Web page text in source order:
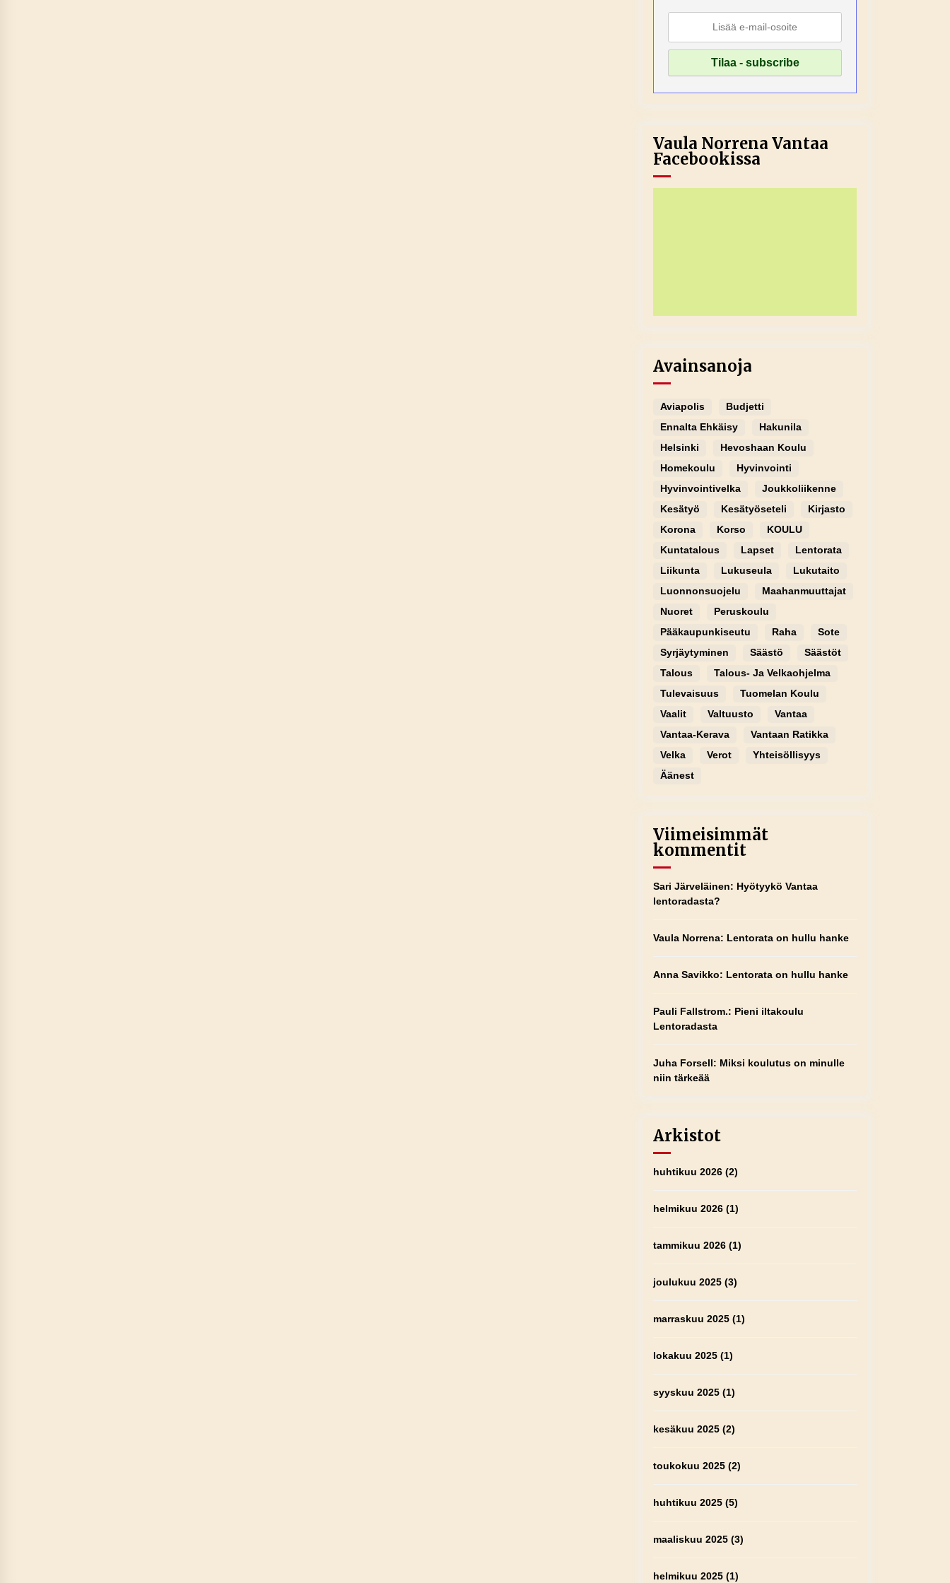
Vaula Norrena Vantaa
Facebookissa
Avainsanoja
Aviapolis
Budjetti
Ennalta Ehkäisy
Hakunila
Helsinki
Hevoshaan Koulu
Homekoulu
Hyvinvointi
Hyvinvointivelka
Joukkoliikenne
Kesätyö
Kesätyöseteli
Kirjasto
Korona
Korso
KOULU
Kuntatalous
Lapset
Lentorata
Liikunta
Lukuseula
Lukutaito
Luonnonsuojelu
Maahanmuuttajat
Nuoret
Peruskoulu
Pääkaupunkiseutu
Raha
Sote
Syrjäytyminen
Säästö
Säästöt
Talous
Talous- Ja Velkaohjelma
Tulevaisuus
Tuomelan Koulu
Vaalit
Valtuusto
Vantaa
Vantaa-Kerava
Vantaan Ratikka
Velka
Verot
Yhteisöllisyys
Äänest
Viimeisimmät
kommentit
Sari Järveläinen: Hyötyykö Vantaa
lentoradasta?
Vaula Norrena: Lentorata on hullu hanke
Anna Savikko: Lentorata on hullu hanke
Pauli Fallstrom.: Pieni iltakoulu
Lentoradasta
Juha Forsell: Miksi koulutus on minulle
niin tärkeää
Arkistot
huhtikuu 2026 (2)
helmikuu 2026 (1)
tammikuu 2026 (1)
joulukuu 2025 (3)
marraskuu 2025 (1)
lokakuu 2025 (1)
syyskuu 2025 (1)
kesäkuu 2025 (2)
toukokuu 2025 (2)
huhtikuu 2025 (5)
maaliskuu 2025 (3)
helmikuu 2025 (1)